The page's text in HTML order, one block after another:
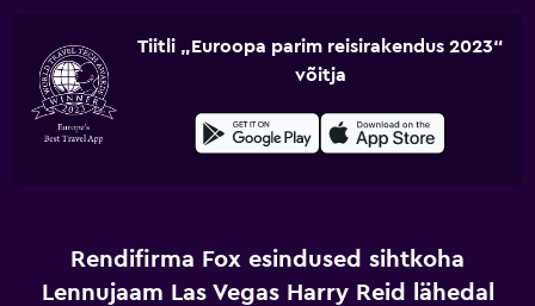
Tiitli „Euroopa parim reisirakendus 2023“
võitja
Rendifirma Fox esindused sihtkoha
Lennujaam Las Vegas Harry Reid lähedal